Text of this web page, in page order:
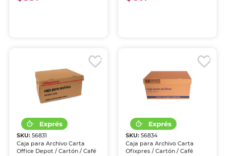
SKU:56831
Caja para Archivo Carta
Office Depot / Cartón / Café
SKU: 56834
Caja para Archivo Carta
Ofixpres / Cartón / Café